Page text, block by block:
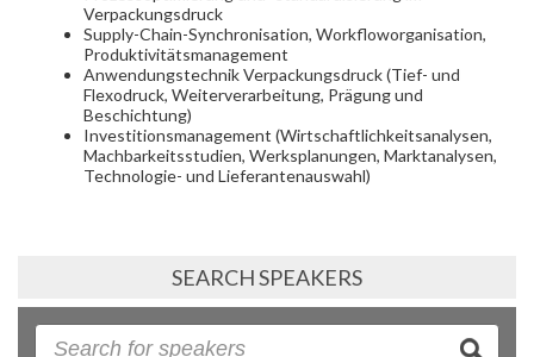
Verpackungsdruck
Supply-Chain-Synchronisation, Workfloworganisation,
Produktivitätsmanagement
Anwendungstechnik Verpackungsdruck (Tief- und
Flexodruck, Weiterverarbeitung, Prägung und
Beschichtung)
Investitionsmanagement (Wirtschaftlichkeitsanalysen,
Machbarkeitsstudien, Werksplanungen, Marktanalysen,
Technologie- und Lieferantenauswahl)
SEARCH SPEAKERS